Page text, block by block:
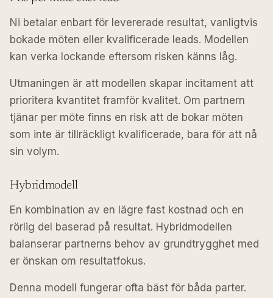
Ni betalar enbart för levererade resultat, vanligtvis
bokade möten eller kvalificerade leads. Modellen
kan verka lockande eftersom risken känns låg.
Utmaningen är att modellen skapar incitament att
prioritera kvantitet framför kvalitet. Om partnern
tjänar per möte finns en risk att de bokar möten
som inte är tillräckligt kvalificerade, bara för att nå
sin volym.
Hybridmodell
En kombination av en lägre fast kostnad och en
rörlig del baserad på resultat. Hybridmodellen
balanserar partnerns behov av grundtrygghet med
er önskan om resultatfokus.
Denna modell fungerar ofta bäst för båda parter.